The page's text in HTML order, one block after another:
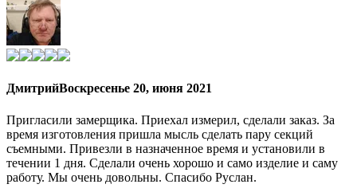
ДмитрийВоскресенье 20, июня 2021
Пригласили замерщика. Приехал измерил, сделали заказ. За
время изготовления пришла мысль сделать пару секций
съемными. Привезли в назначенное время и установили в
течении 1 дня. Сделали очень хорошо и само изделие и саму
работу. Мы очень довольны. Спасибо Руслан.